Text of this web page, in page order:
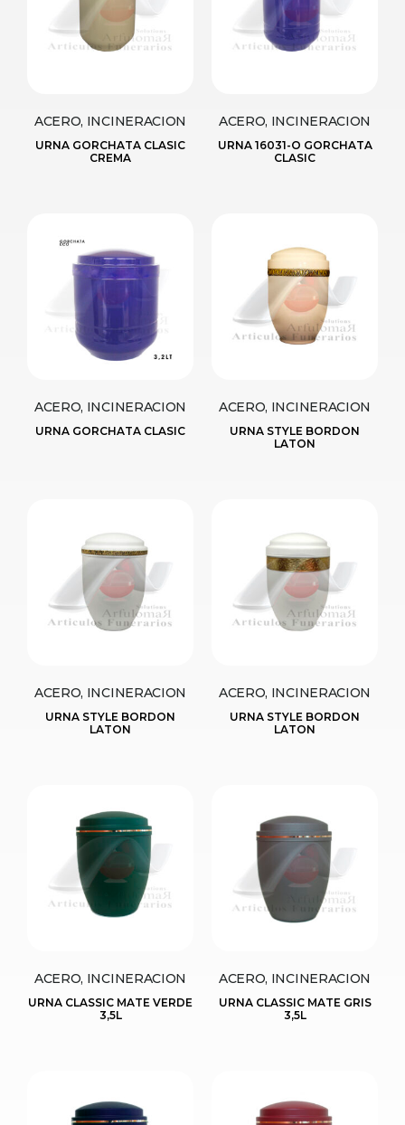
ACERO, INCINERACION
URNA GORCHATA CLASIC
CREMA
ACERO, INCINERACION
URNA 16031-O GORCHATA
CLASIC
ACERO, INCINERACION
URNA GORCHATA CLASIC
ACERO, INCINERACION
URNA STYLE BORDON
LATON
ACERO, INCINERACION
URNA STYLE BORDON
LATON
ACERO, INCINERACION
URNA STYLE BORDON
LATON
ACERO, INCINERACION
URNA CLASSIC MATE VERDE
3,5L
ACERO, INCINERACION
URNA CLASSIC MATE GRIS
3,5L